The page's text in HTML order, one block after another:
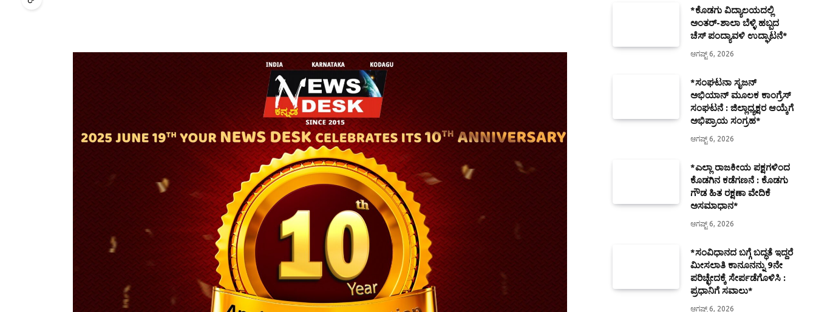
*ಕೊಡಗು ವಿದ್ಯಾಲಯದಲ್ಲಿ
ಅಂತರ್-ಶಾಲಾ ಬೆಳ್ಳಿ ಹಬ್ಬದ
ಚೆಸ್ ಪಂದ್ಯಾವಳಿ ಉದ್ಘಾಟನೆ*
ಆಗಷ್ಟ್ 6, 2026
*ಸಂಘಟನಾ ಸೃಜನ್
ಅಭಿಯಾನ್ ಮೂಲಕ ಕಾಂಗ್ರೆಸ್
ಸಂಘಟನೆ : ಜಿಲ್ಲಾಧ್ಯಕ್ಷರ ಆಯ್ಕೆಗೆ
ಅಭಿಪ್ರಾಯ ಸಂಗ್ರಹ*
ಆಗಷ್ಟ್ 6, 2026
*ಎಲ್ಲಾ ರಾಜಕೀಯ ಪಕ್ಷಗಳಿಂದ
ಕೊಡಗಿನ ಕಡೆಗಣನೆ : ಕೊಡಗು
ಗೌಡ ಹಿತ ರಕ್ಷಣಾ ವೇದಿಕೆ
ಅಸಮಾಧಾನ*
ಆಗಷ್ಟ್ 6, 2026
*ಸಂವಿಧಾನದ ಬಗ್ಗೆ ಬದ್ಧತೆ ಇದ್ದರೆ
ಮೀಸಲಾತಿ ಕಾನೂನನ್ನು 9ನೇ
ಪರಿಚ್ಛೇದಕ್ಕೆ ಸೇರ್ಪಡೆಗೊಳಿಸಿ :
ಪ್ರಧಾನಿಗೆ ಸವಾಲು*
ಆಗಷ್ಟ್ 6, 2026